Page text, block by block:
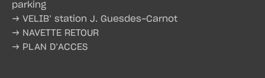
parking
→ VELIB’ station J. Guesdes-Carnot
→ NAVETTE RETOUR
→ PLAN D’ACCES